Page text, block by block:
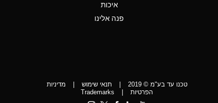
Aniline
D
איכות
פנה אלינו
טכנו עד בע"מ © 2019 | תנאי שימוש |
מדיניות
הפרטיות
|
Trademarks